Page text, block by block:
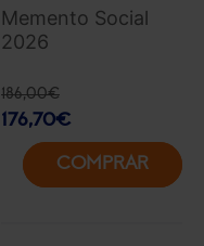
Memento Social
2026
186,00€
176,70€
COMPRAR